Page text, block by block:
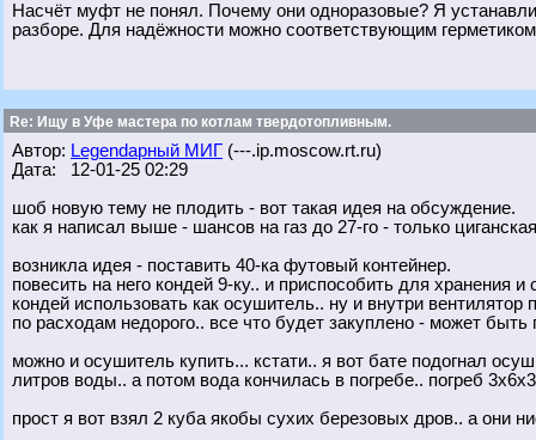
Насчёт муфт не понял. Почему они одноразовые? Я
разборе. Для надёжности можно соответствующим
Re: Ищу в Уфе мастера по котлам твердотопливным.
Автор: Legendарный МИГ (---.ip.moscow.rt.ru)
Дата: 12-01-25 02:29
шоб новую тему не плодить - вот такая идея на обсуждение.
как я написал выше - шансов на газ до 27-го - только
возникла идея - поставить 40-ка футовый контейнер.
повесить на него кондей 9-ку.. и приспособить для хранения и
кондей использовать как осушитель.. ну и внутри вентилятор
по расходам недорого.. все что будет закуплено - может быть
можно и осушитель купить... кстати.. я вот бате подогнал
литров воды.. а потом вода кончилась в погребе.. погреб
прост я вот взял 2 куба якобы сухих березовых дров.. а они